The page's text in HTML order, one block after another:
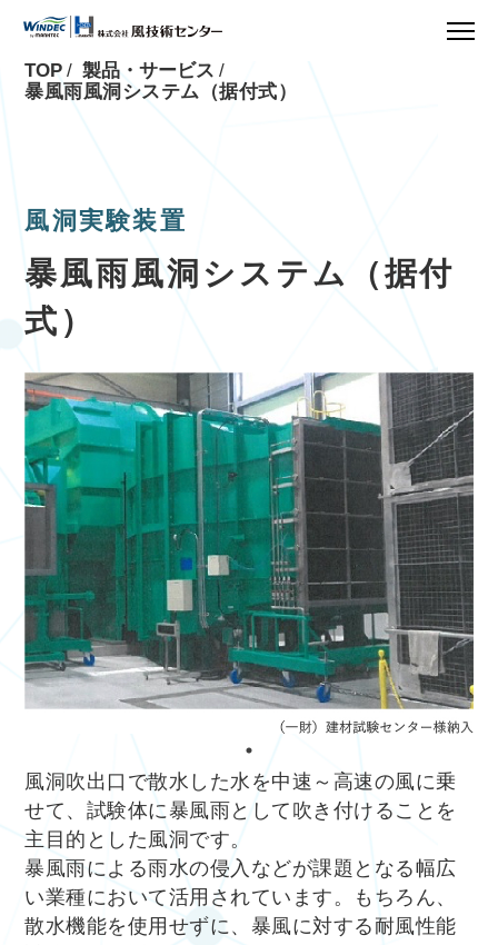
TOP
製品・サービス
暴風雨風洞システム（据付式）
風洞実験装置
暴風雨風洞システム（据付
式）
風洞吹出口で散水した水を中速～高速の風に乗
せて、試験体に暴風雨として吹き付けることを
主目的とした風洞です。
暴風雨による雨水の侵入などが課題となる幅広
い業種において活用されています。もちろん、
散水機能を使用せずに、暴風に対する耐風性能